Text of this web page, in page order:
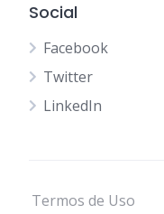
Social
Facebook
Twitter
LinkedIn
Termos de Uso